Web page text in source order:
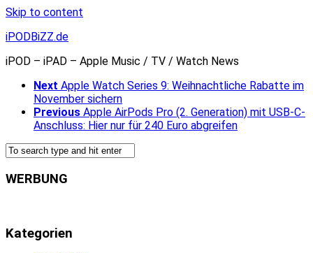
Skip to content
iPODBiZZ.de
iPOD – iPAD – Apple Music / TV / Watch News
Next Apple Watch Series 9: Weihnachtliche Rabatte im
November sichern
Previous Apple AirPods Pro (2. Generation) mit USB-C-
Anschluss: Hier nur für 240 Euro abgreifen
WERBUNG
Kategorien